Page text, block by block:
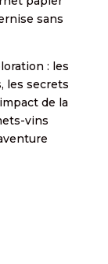
sans
: les
les secrets
de la
vins